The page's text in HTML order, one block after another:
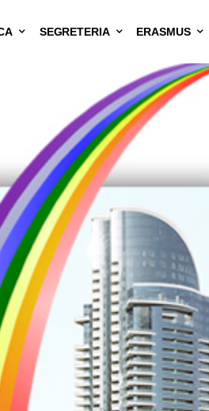
SEGRETERIA ERASMUS